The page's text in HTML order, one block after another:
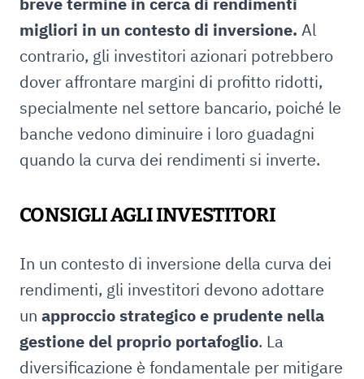
migliori in un contesto di inversione. Al
contrario, gli investitori azionari potrebbero
dover affrontare margini di profitto ridotti,
specialmente nel settore bancario, poiché le
banche vedono diminuire i loro guadagni
quando la curva dei rendimenti si inverte.
CONSIGLI AGLI INVESTITORI
In un contesto di inversione della curva dei
rendimenti, gli investitori devono adottare
un approccio strategico e prudente nella
gestione del proprio portafoglio. La
diversificazione è fondamentale per mitigare